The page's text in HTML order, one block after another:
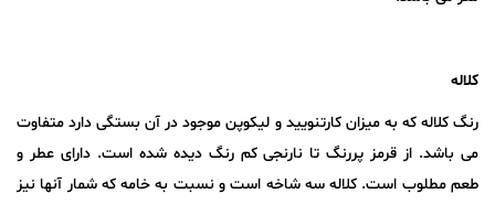
کلاله
رنگ کلاله که به میزان کارتنویید و لیکوپن موجود در آن بستگی دارد متفاوت
می باشد. از قرمز پررنگ تا نارنجی کم رنگ دیده شده است. دارای عطر و
طعم مطلوب است. کلاله سه شاخه است و نسبت به خامه که شمار آنها نیز